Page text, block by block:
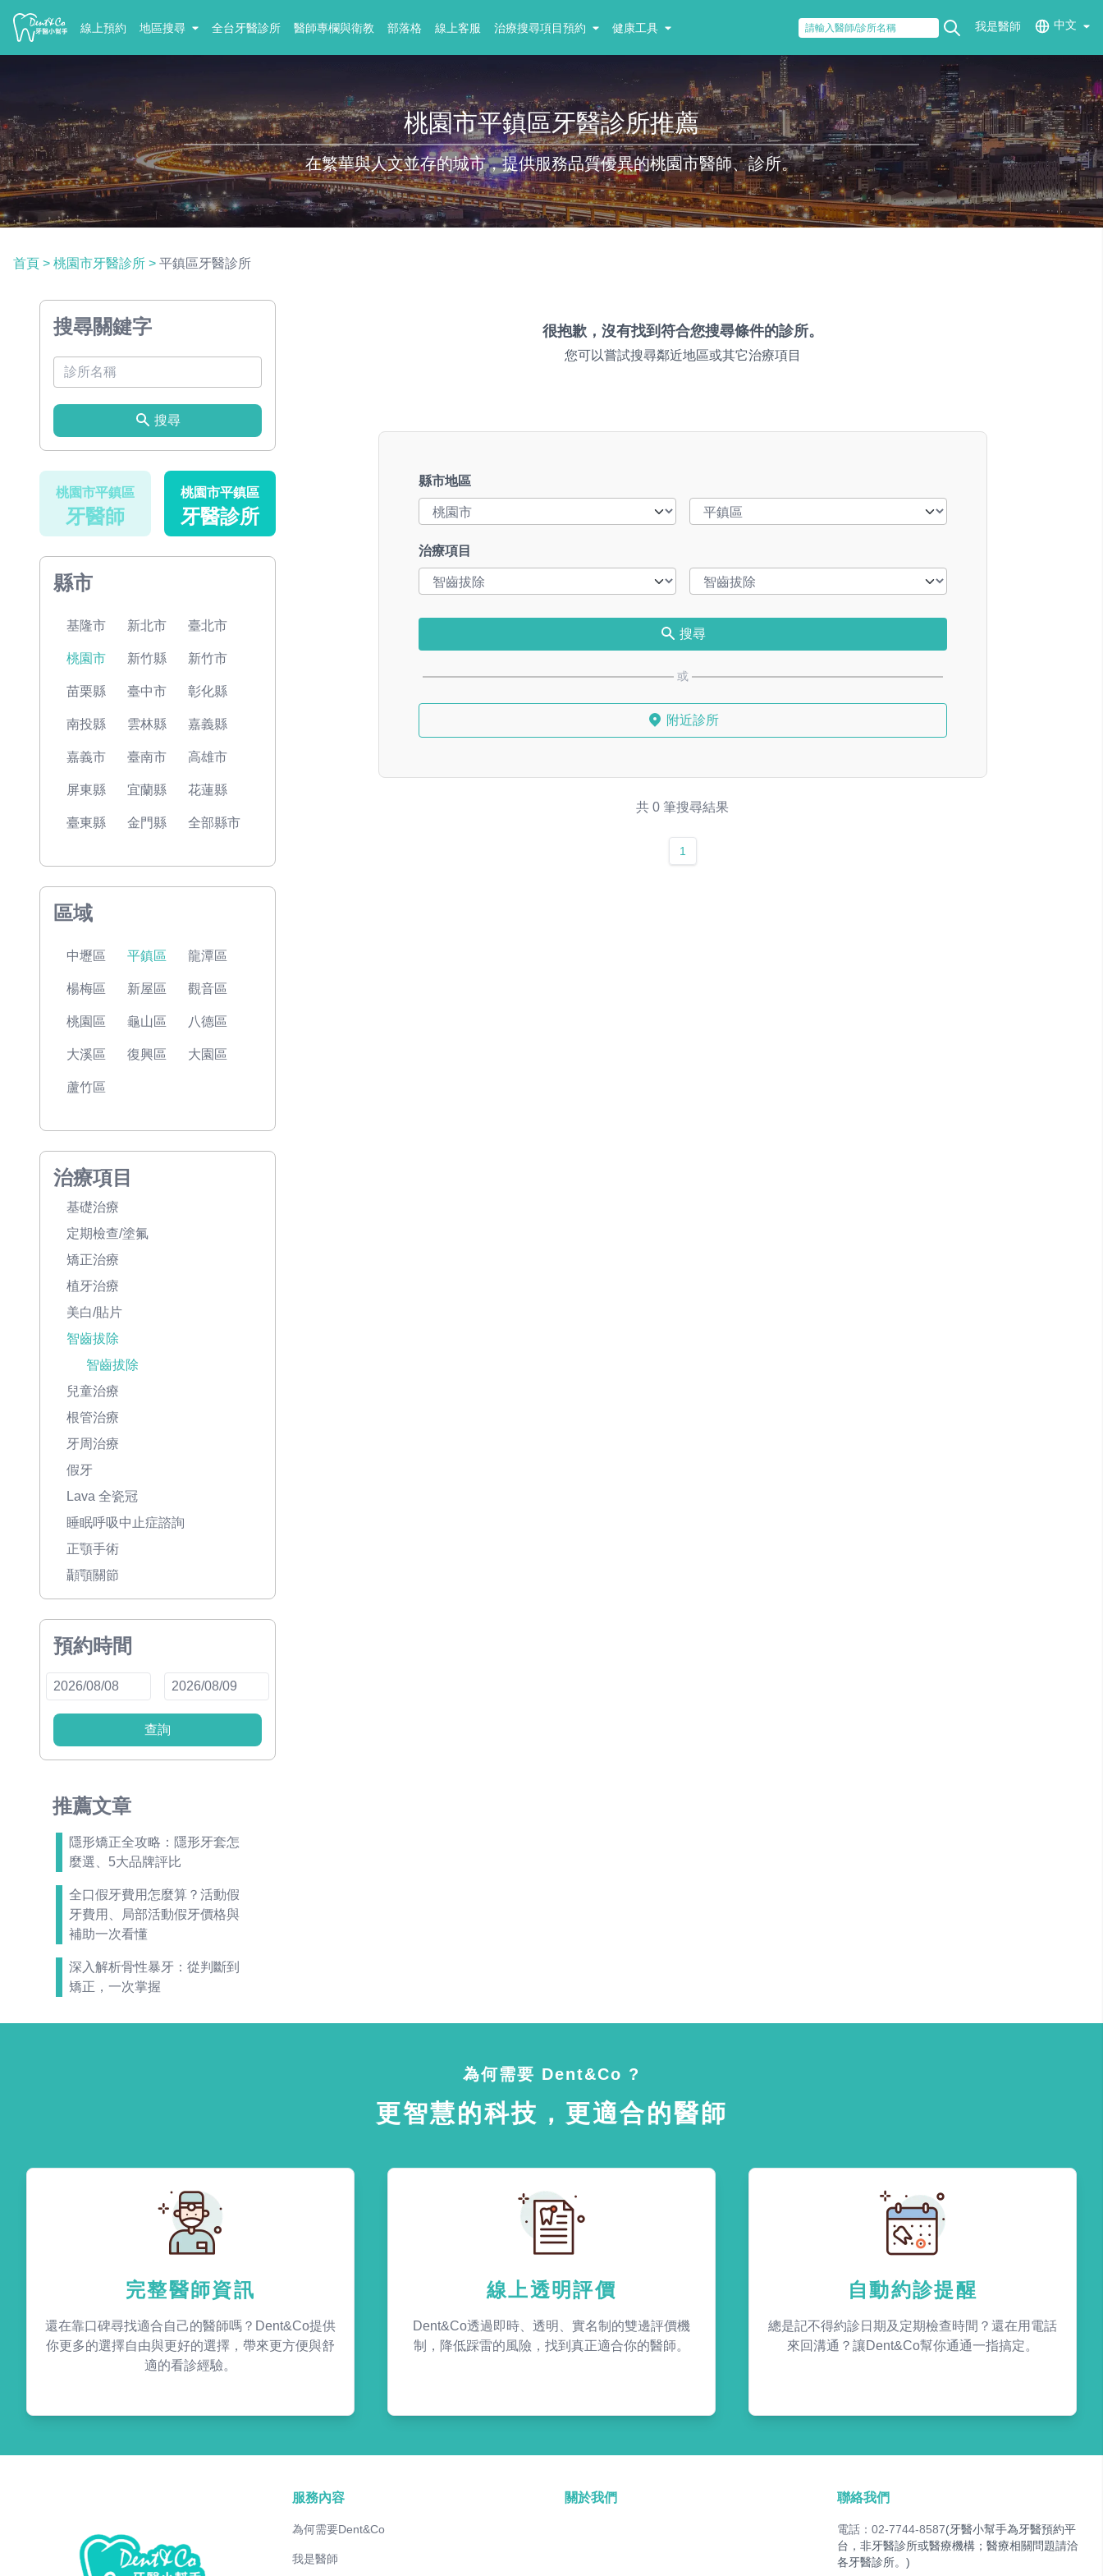
線上預約 地區搜尋 全台牙醫診所 醫師專欄與衛教 部落格 線上客服 治療搜尋項目預約 健康工具 我是醫師 中文
桃園市平鎮區牙醫診所推薦
在繁華與人文並存的城市，提供服務品質優異的桃園市醫師、診所。
首頁 > 桃園市牙醫診所 > 平鎮區牙醫診所
搜尋關鍵字
搜尋
桃園市平鎮區
牙醫師
桃園市平鎮區
牙醫診所
縣市
基隆市 新北市 臺北市
桃園市 新竹縣 新竹市
苗栗縣 臺中市 彰化縣
南投縣 雲林縣 嘉義縣
嘉義市 臺南市 高雄市
屏東縣 宜蘭縣 花蓮縣
臺東縣 金門縣 全部縣市
區域
中壢區 平鎮區 龍潭區
楊梅區 新屋區 觀音區
桃園區 龜山區 八德區
大溪區 復興區 大園區
蘆竹區
治療項目
基礎治療
定期檢查/塗氟
矯正治療
植牙治療
美白/貼片
智齒拔除
智齒拔除
兒童治療
根管治療
牙周治療
假牙
Lava 全瓷冠
睡眠呼吸中止症諮詢
正顎手術
顳顎關節
預約時間
查詢
推薦文章
隱形矯正全攻略：隱形牙套怎
麼選、5大品牌評比
全口假牙費用怎麼算？活動假
牙費用、局部活動假牙價格與
補助一次看懂
深入解析骨性暴牙：從判斷到
矯正，一次掌握
很抱歉，沒有找到符合您搜尋條件的診所。
您可以嘗試搜尋鄰近地區或其它治療項目
縣市地區
治療項目
搜尋
或
附近診所
共 0 筆搜尋結果
1
為何需要 Dent&Co ?
更智慧的科技，更適合的醫師
完整醫師資訊
還在靠口碑尋找適合自己的醫師嗎？Dent&Co提供
你更多的選擇自由與更好的選擇，帶來更方便與舒
適的看診經驗。
線上透明評價
Dent&Co透過即時、透明、實名制的雙邊評價機
制，降低踩雷的風險，找到真正適合你的醫師。
自動約診提醒
總是記不得約診日期及定期檢查時間？還在用電話
來回溝通？讓Dent&Co幫你通通一指搞定。
服務內容
為何需要Dent&Co
我是醫師
關於我們 聯絡我們
電話：02-7744-8587(牙醫小幫手為牙醫預約平
台，非牙醫診所或醫療機構；醫療相關問題請洽
各牙醫診所。)